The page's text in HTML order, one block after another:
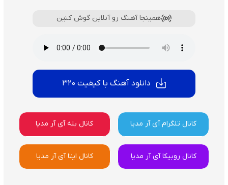
همینجا آهنگ رو آنلاین گوش کنین
دانلود آهنگ با کیفیت 320
کانال تلگرام آی آر مدیا کانال بله آی آر مدیا
کانال روبیکا آی آر مدیا کانال ایتا آی آر مدیا